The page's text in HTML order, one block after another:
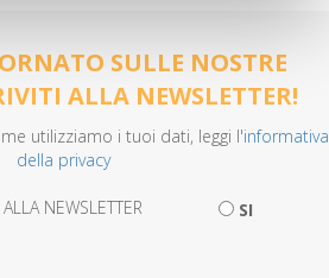
SULLE NOSTRE
ALLA NEWSLETTER!
utilizziamo i tuoi dati, leggi l'informativa
della privacy
NEWSLETTER SI